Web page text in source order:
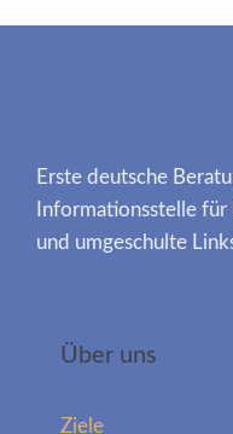
Erste deutsche
Informationsstelle für
und umgeschulte
Über uns
Ziele